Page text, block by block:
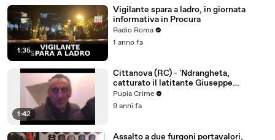
1:35
Vigilante spara a ladro, in giornata
informativa in Procura
Radio Roma
1 anno fa
1:42
Cittanova (RC) - 'Ndrangheta,
catturato il latitante Giuseppe
Facchineri (10.04.17)
Pupia Crime
9 anni fa
Assalto a due furgoni portavalori,